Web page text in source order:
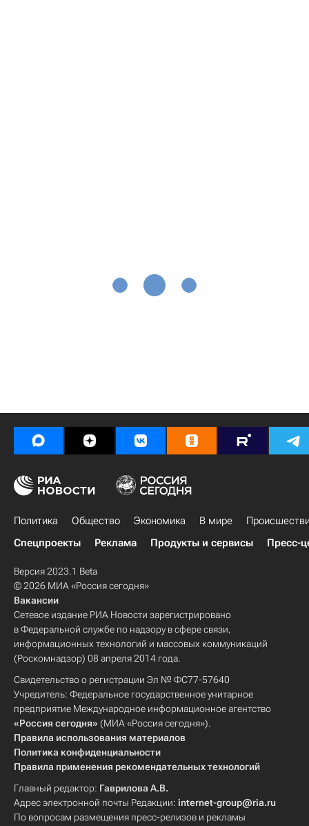
Политика Общество Экономика В мире
Спецпроекты
Реклама Продукты и сервисы Пресс-
Версия 2023.1 Beta
© 2026 МИА «Россия сегодня»
Вакансии
Сетевое издание РИА Новости зарегистрировано
в Федеральной службе по надзору в сфере связи,
информационных технологий и массовых коммуникаций
(Роскомнадзор) 08 апреля 2014 года.
Свидетельство о регистрации Эл № ФС77-57640
Учредитель: Федеральное государственное унитарное
предприятие Международное информационное агентство
«Россия сегодня» (МИА «Россия сегодня»).
Правила использования материалов
Политика конфиденциальности
Правила применения рекомендательных технологий
Главный редактор: Гаврилова А.В.
Адрес электронной почты Редакции: internet-group@ria.ru
По вопросам размещения пресс-релизов и рекламы